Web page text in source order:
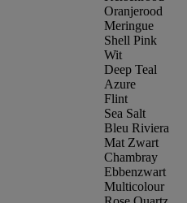
Oranjerood
Meringue
Shell Pink
Wit
Deep Teal
Azure
Flint
Sea Salt
Bleu Riviera
Mat Zwart
Chambray
Ebbenzwart
Multicolour